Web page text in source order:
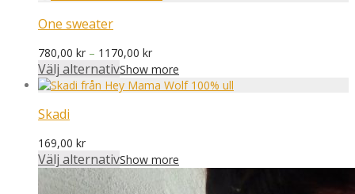
One sweater
780,00 kr – 1170,00 krPrisintervall:
780,00 kr
till
Välj alternativShow more
Skadi
169,00 kr
Välj alternativShow more